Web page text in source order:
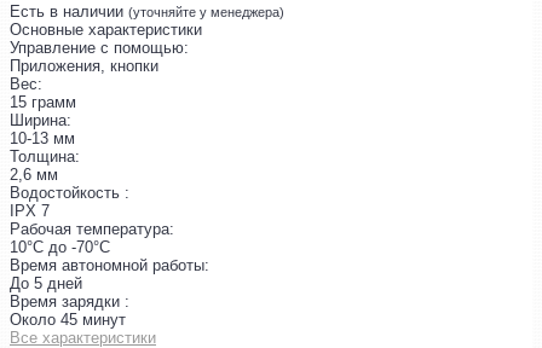
Есть в наличии (уточняйте у менеджера)
Основные характеристики
Управление с помощью:
Приложения, кнопки
Вес:
15 грамм
Ширина:
10-13 мм
Толщина:
2,6 мм
Водостойкость :
IPX 7
Рабочая температура:
10°С до -70°С
Время автономной работы:
До 5 дней
Время зарядки :
Около 45 минут
Все характеристики